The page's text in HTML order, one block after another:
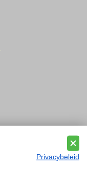
Privacybeleid